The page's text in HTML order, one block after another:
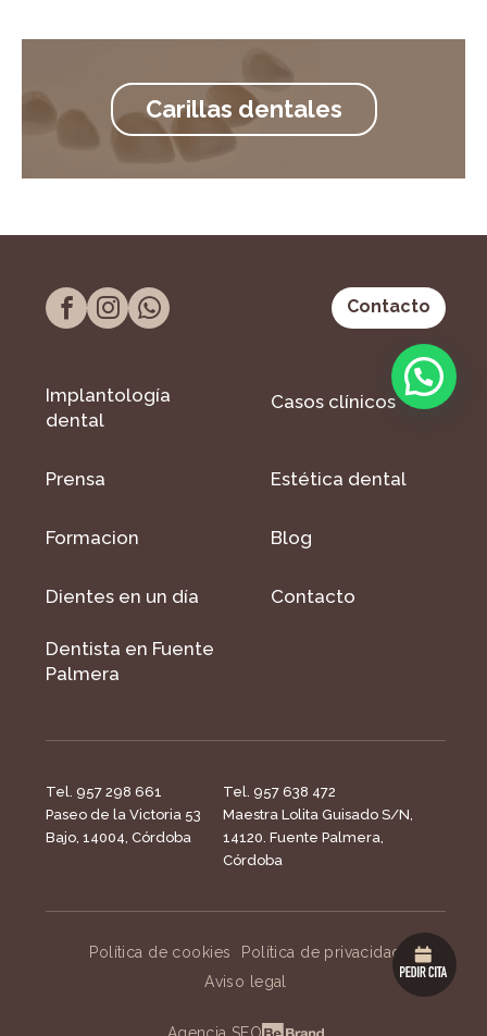
Carillas dentales
Contacto
Implantología
dental
Casos clínicos
Prensa Estética dental
Formacion Blog
Dientes en un día Contacto
Dentista en Fuente
Palmera
Tel. 957 298 661
Paseo de la Victoria 53
Bajo, 14004, Córdoba
Tel. 957 638 472
Maestra Lolita Guisado S/N,
14120. Fuente Palmera,
Córdoba
Política de cookies
Política de privacidad
Aviso legal